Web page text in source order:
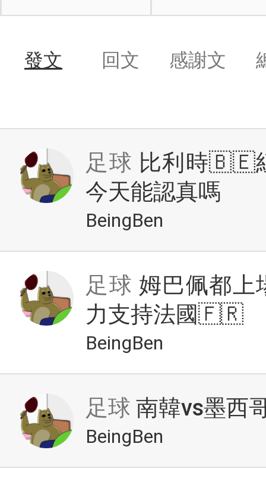
發文 回文 感謝文
足球 比利時🇧🇪
今天能認真嗎
BeingBen
足球 姆巴佩都上
力支持法國🇫🇷
BeingBen
足球 南韓vs墨西
BeingBen